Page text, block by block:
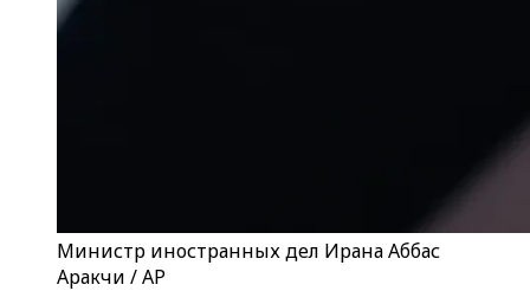
Министр иностранных дел Ирана Аббас
Аракчи / AP